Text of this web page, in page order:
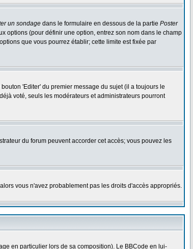
un sondage dans le formulaire en dessous de la partie Poster
options (pour définir une option, entrez son nom dans le champ
que vous pourrez établir; cette limite est fixée par
'Editer' du premier message du sujet (il a toujours le
voté, seuls les modérateurs et administrateurs pourront
du forum peuvent accorder cet accès; vous pouvez les
vous n'avez probablement pas les droits d'accès appropriés.
en particulier lors de sa composition). Le BBCode en lui-